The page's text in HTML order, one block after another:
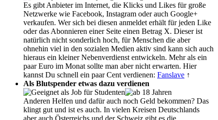
Es gibt Anbieter im Internet, die Klicks und Likes für große
Netzwerke wie Facebook, Instagram oder auch Google+
verkaufen. Wer sich bei diesen anmeldet erhält für jeden Like
oder das Abonnieren einer Seite einen Betrag X. Dieser ist
natürlich nicht sonderlich hoch, für Menschen die aber
ohnehin viel in den sozialen Medien aktiv sind kann sich auch
hieraus ein kleiner Nebenverdienst entwickeln. Mehr als ein
paar Euro im Monat sollte man aber nicht erwarten. Hier
kannst Du schnell ein paar Cent verdienen: Fanslave ↑
Als Blutspender etwas dazu verdienen
Anderen Helfen und dafür auch noch Geld bekommen? Das
klingt gut und ist es auch. In vielen Kreisen Deutschlands
aber auch Österreichs und der Schweiz gibt es die